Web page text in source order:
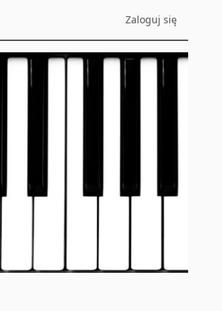
Zaloguj się